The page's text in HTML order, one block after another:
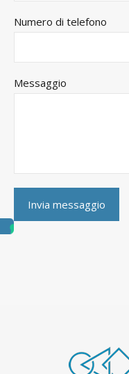
Numero di telefono
Messaggio